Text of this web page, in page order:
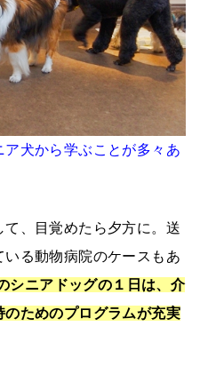
犬から学ぶことが多々あ
、目覚めたら夕方に。送
る動物病院のケースもあ
シニアドッグの１日は、介
ためのプログラムが充実